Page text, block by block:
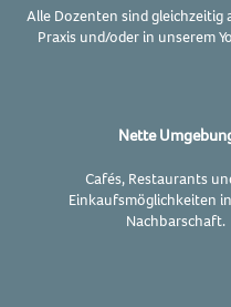
Alle Dozenten sind gleichzeitig
Praxis und/oder in unserem
Nette
Cafés, Restaurants
Einkaufsmöglichkeiten
Nachbarschaft.